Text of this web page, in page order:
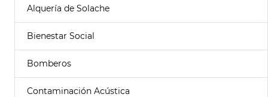
Alquería de Solache
Bienestar Social
Bomberos
Contaminación Acústica